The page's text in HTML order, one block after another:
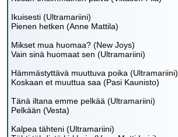
Ikuisesti (Ultramariini)
Pienen hetken (Anne Mattila)
Mikset mua huomaa? (New Joys)
Vain sinä huomaat sen (Ultramariini)
Hämmästyttävä muuttuva poika (Ultramariini)
Koskaan et muuttua saa (Pasi Kaunisto)
Tänä iltana emme pelkää (Ultramariini)
Pelkään (Vesta)
Kalpea tähteni (Ultramariini)